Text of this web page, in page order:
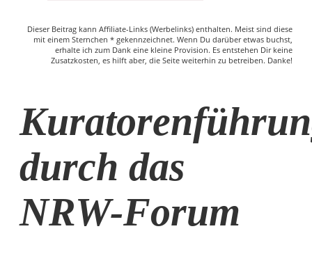
Dieser Beitrag kann Affiliate-Links (Werbelinks) enthalten. Meist sind diese
mit einem Sternchen * gekennzeichnet. Wenn Du darüber etwas buchst,
erhalte ich zum Dank eine kleine Provision. Es entstehen Dir keine
Zusatzkosten, es hilft aber, die Seite weiterhin zu betreiben. Danke!
durch das
NRW-Forum